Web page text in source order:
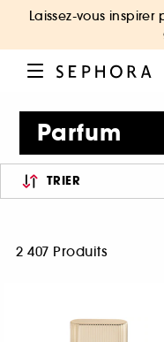
Laissez-vous
Parfum
TRIER
2 407 Produits